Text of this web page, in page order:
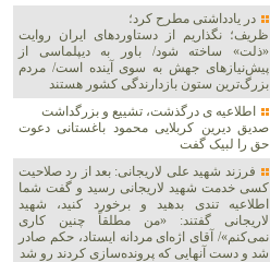
در یادداشتی مطرح کرد؛
ظریف؛ نگذاریم از دستاوردهای ایران روایت
«ذلت» ساخته شود/ باور به دیپلماسی از
پیش‌نیازهای جهش به سوی آینده است/ مردم
بزرگ‌ترین ستون بازدارندگی کشور هستند
اطلاعیه ی درگذشت، تشییع و بزرگداشت
صدیق دیرین کربلایی محمود باغستانی دعوت
حق را لبیک گفت
فرزند شهید علی لاریجانی: بعد از رد صلاحیت
کسی خدمت شهید لاریجانی رسید و گفت شما
اطلاعیه‌ تندی بدهید و برخورد کنید، شهید
لاریجانی گفتند: «من مطلقاً چنین کاری
نمی‌کنم»/ آقای اژه‌ای مردانه ایستاد، حکم صادر
شد و دست آنهایی که پرونده‌سازی کردند رو شد